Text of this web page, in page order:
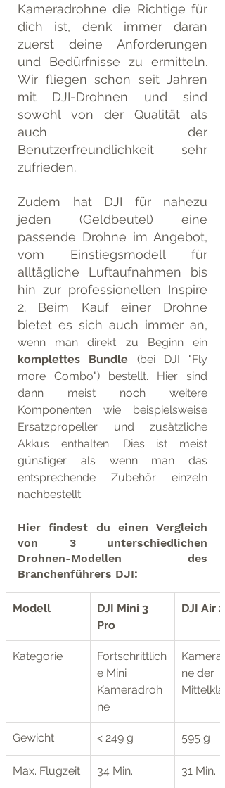
Kameradrohne die Richtige für
dich ist, denk immer daran
zuerst deine Anforderungen
und Bedürfnisse zu ermitteln.
Wir fliegen schon seit Jahren
mit DJI-Drohnen und sind
sowohl von der Qualität als
auch der
Benutzerfreundlichkeit sehr
zufrieden.
Zudem hat DJI für nahezu
jeden (Geldbeutel) eine
passende Drohne im Angebot,
vom Einstiegsmodell für
alltägliche Luftaufnahmen bis
hin zur professionellen Inspire
2. Beim Kauf einer Drohne
komplettes Bundle (bei DJI "Fly
more Combo") bestellt. Hier sind
dann meist noch weitere
Komponenten wie beispielsweise
Ersatzpropeller und zusätzliche
Akkus enthalten. Dies ist meist
günstiger als wenn man das
entsprechende Zubehör einzeln
nachbestellt.
Hier findest du einen Vergleich
von 3 unterschiedlichen
Drohnen-Modellen des
Branchenführers DJI:
Modell
DJI Mini 3
Pro
DJI Air 2S
Kategorie
Fortschrittlich
e Mini
Kameradroh
ne
ne der
Gewicht < 249 g 595 g
Max. Flugzeit 34 Min. 31 Min.